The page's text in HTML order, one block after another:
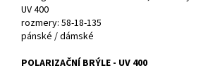
UV 400
rozmery: 58-18-135
pánské /dámské
POLARIZAČNÍ BRÝLE - UV 400